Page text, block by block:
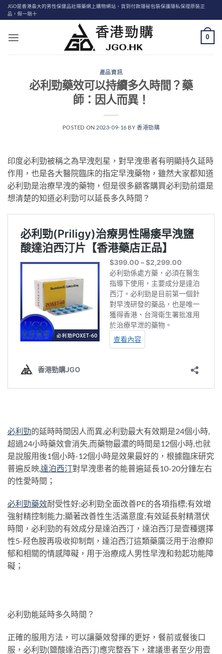
Skip
to
JGO是香港最大的男性保健品壯陽藥網上購物網站、貨到付款隱秘包裝保護隱私保證原裝正
品，假一賠十
0
產品資訊
必利勁藥效可以持續多久時間？藥
師：因人而異！
POSTED ON 2023-09-16 BY香港勁購
印度必利勁被稱之為早洩剋星，對早洩患者有明顯持久延時
作用，也是各大醫院臨床的指定早洩藥物，雖然大家都知道
必利勁是治療早洩的藥物，但是很多顧客購買必利勁前還是
想清楚的知道必利勁可以延長多久時間？
必利勁的延時時間因人而異,必利勁最大有效期是24個小時,
超過24小時藥效會消失,而藥物最濃的時間是12個小時,也就
是說服用後1個小時-12個小時是效果最好的，根據臨床研究
普遍反映,達泊西汀對早洩患者的能普遍延長10-20分鐘左右
的性愛時間；
必利勁藥效耐受性好;必利勁全面改善PE的各項指標;有效增
強射精控制能力;顯著改善性生活滿意度;有效延長射精潛伏
時間，必利勁的有效成分是達泊西汀，達泊西汀是壹種選擇
性5-羟色胺再吸收抑制劑，達泊西汀這類藥廣泛用于治療抑
郁和相關的情感障礙，用于治療成人男性早洩和勃起功能障
礙；
必利勁能延時多久時間？
正確的服用方法，可以讓藥效發揮的更好，餐前或餐後口
服，必利勁(鹽酸達泊西汀)應完整吞下，建議患者至少用壹